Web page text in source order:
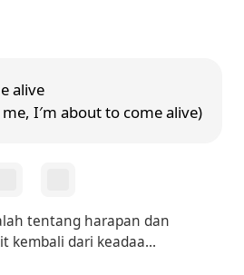
alive
I′m about to come alive)
tentang harapan dan
kembali dari keadaa...